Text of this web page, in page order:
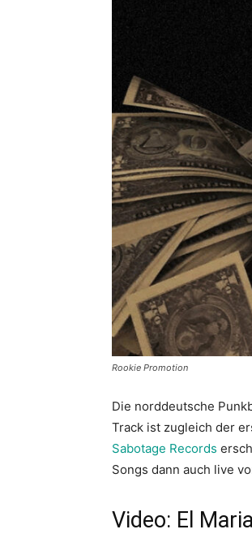
Rookie Promotion
Die norddeutsche
Track ist zugleich der
Sabotage Records
Songs dann auch live
Video: El